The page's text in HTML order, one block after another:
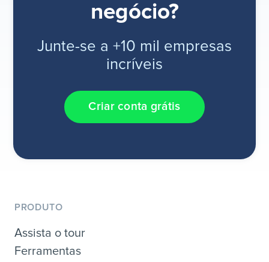
negócio?
Junte-se a +10 mil empresas
incríveis
Criar conta grátis
PRODUTO
Assista o tour
Ferramentas